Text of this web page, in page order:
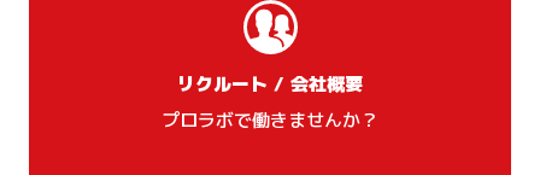
リクルート / 会社概要
プロラボで働きませんか？